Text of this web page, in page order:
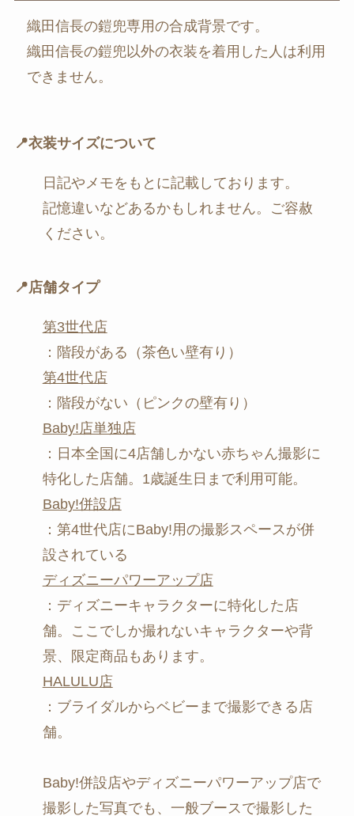
織田信長の鎧兜専用の合成背景です。
織田信長の鎧兜以外の衣装を着用した人は利用
できません。
📍衣装サイズについて
日記やメモをもとに記載しております。
記憶違いなどあるかもしれません。ご容赦
ください。
📍店舗タイプ
第3世代店
：階段がある（茶色い壁有り）
第4世代店
：階段がない（ピンクの壁有り）
Baby!店単独店
：日本全国に4店舗しかない赤ちゃん撮影に
特化した店舗。1歳誕生日まで利用可能。
Baby!併設店
：第4世代店にBaby!用の撮影スペースが併
設されている
ディズニーパワーアップ店
：ディズニーキャラクターに特化した店
舗。ここでしか撮れないキャラクターや背
景、限定商品もあります。
HALULU店
：ブライダルからベビーまで撮影できる店
舗。
Baby!併設店やディズニーパワーアップ店で
撮影した写真でも、一般ブースで撮影した